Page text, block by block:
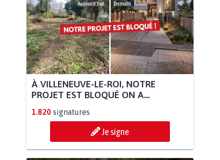
À VILLENEUVE-LE-ROI, NOTRE
PROJET EST BLOQUÉ ON A...
1.820 signatures
Je signe